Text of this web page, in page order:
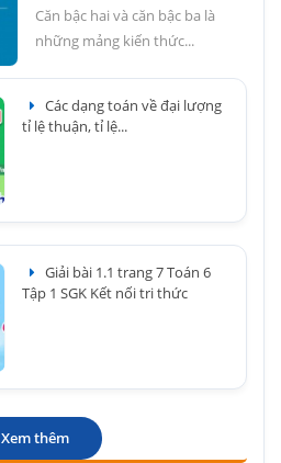
Căn bậc hai và căn bậc ba là
những mảng kiến thức...
Các dạng toán về đại lượng
tỉ lệ thuận, tỉ lệ...
Giải bài 1.1 trang 7 Toán 6
Tập 1 SGK Kết nối tri thức
Xem thêm